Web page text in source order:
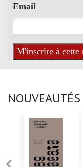
Email
NOUVEAUTÉS